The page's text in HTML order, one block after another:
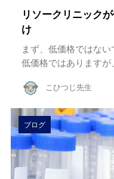
リソークリニック
け
まず、低価格ではな
低価格ではあります
方々のために少しでも
こひつじ先生
ブログ